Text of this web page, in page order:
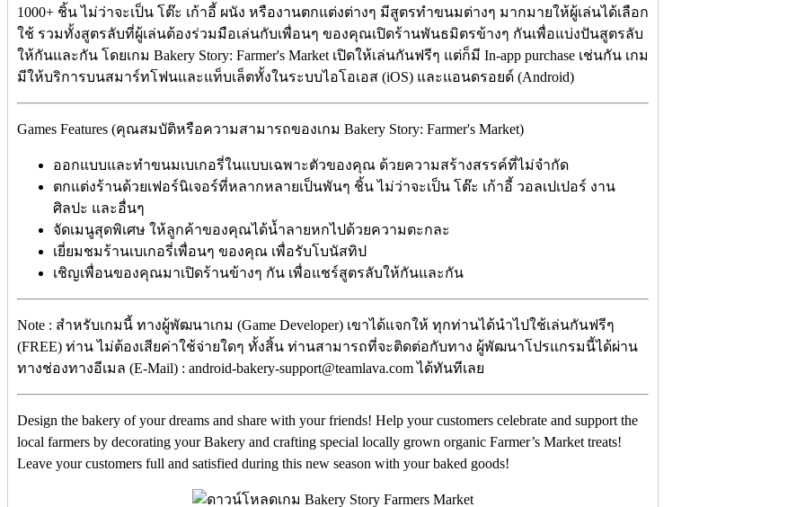
1000+ ชิ้น ไม่ว่าจะเป็น โต๊ะ เก้าอี้ ผนัง หรืองานตกแต่งต่างๆ มีสูตรทำขนมต่างๆ มากมายให้ผู้เล่นได้เลือก
ใช้ รวมทั้งสูตรลับที่ผู้เล่นต้องร่วมมือเล่นกับเพื่อนๆ ของคุณเปิดร้านพันธมิตรข้างๆ กันเพื่อแบ่งปันสูตรลับ
ให้กันและกัน โดยเกม Bakery Story: Farmer's Market เปิดให้เล่นกันฟรีๆ แต่ก็มี In-app purchase เช่นกัน เกม
มีให้บริการบนสมาร์ทโฟนและแท็บเล็ตทั้งในระบบไอโอเอส (iOS) และแอนดรอยด์ (Android)
Games Features (คุณสมบัติหรือความสามารถของเกม Bakery Story: Farmer's Market)
ออกแบบและทำขนมเบเกอรี่ในแบบเฉพาะตัวของคุณ ด้วยความสร้างสรรค์ที่ไม่จำกัด
ตกแต่งร้านด้วยเฟอร์นิเจอร์ที่หลากหลายเป็นพันๆ ชิ้น ไม่ว่าจะเป็น โต๊ะ เก้าอี้ วอลเปเปอร์ งาน
ศิลปะ และอื่นๆ
จัดเมนูสุดพิเศษ ให้ลูกค้าของคุณได้น้ำลายหกไปด้วยความตะกละ
เยี่ยมชมร้านเบเกอรี่เพื่อนๆ ของคุณ เพื่อรับโบนัสทิป
เชิญเพื่อนของคุณมาเปิดร้านข้างๆ กัน เพื่อแชร์สูตรลับให้กันและกัน
Note : สำหรับเกมนี้ ทางผู้พัฒนาเกม (Game Developer) เขาได้แจกให้ ทุกท่านได้นำไปใช้เล่นกันฟรีๆ
(FREE) ท่าน ไม่ต้องเสียค่าใช้จ่ายใดๆ ทั้งสิ้น ท่านสามารถที่จะติดต่อกับทาง ผู้พัฒนาโปรแกรมนี้ได้ผ่าน
ทางช่องทางอีเมล (E-Mail) : android-bakery-support@teamlava.com ได้ทันทีเลย
Design the bakery of your dreams and share with your friends! Help your customers celebrate and support the
local farmers by decorating your Bakery and crafting special locally grown organic Farmer’s Market treats!
Leave your customers full and satisfied during this new season with your baked goods!